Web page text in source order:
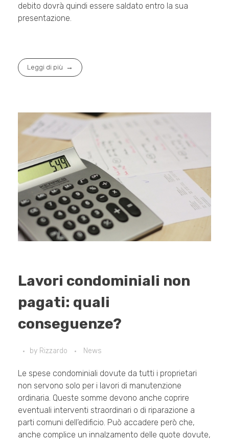
debito dovrà quindi essere saldato entro la sua
presentazione.
Leggi di più
Lavori condominiali non
pagati: quali
conseguenze?
by Rizzardo News
Le spese condominiali dovute da tutti i proprietari
non servono solo per i lavori di manutenzione
ordinaria. Queste somme devono anche coprire
eventuali interventi straordinari o di riparazione a
parti comuni dell’edificio. Può accadere però che,
anche complice un innalzamento delle quote dovute,